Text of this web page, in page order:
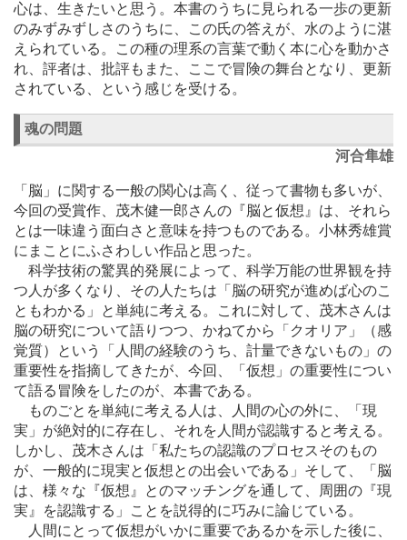
心は、生きたいと思う。本書のうちに見られる一歩の更新
のみずみずしさのうちに、この氏の答えが、水のように湛
えられている。この種の理系の言葉で動く本に心を動かさ
れ、評者は、批評もまた、ここで冒険の舞台となり、更新
されている、という感じを受ける。
魂の問題
河合隼雄
「脳」に関する一般の関心は高く、従って書物も多いが、
今回の受賞作、茂木健一郎さんの『脳と仮想』は、それら
とは一味違う面白さと意味を持つものである。小林秀雄賞
にまことにふさわしい作品と思った。
科学技術の驚異的発展によって、科学万能の世界観を持
つ人が多くなり、その人たちは「脳の研究が進めば心のこ
ともわかる」と単純に考える。これに対して、茂木さんは
脳の研究について語りつつ、かねてから「クオリア」（感
覚質）という「人間の経験のうち、計量できないもの」の
重要性を指摘してきたが、今回、「仮想」の重要性につい
て語る冒険をしたのが、本書である。
ものごとを単純に考える人は、人間の心の外に、「現
実」が絶対的に存在し、それを人間が認識すると考える。
しかし、茂木さんは「私たちの認識のプロセスそのもの
が、一般的に現実と仮想との出会いである」そして、「脳
は、様々な『仮想』とのマッチングを通して、周囲の『現
実』を認識する」ことを説得的に巧みに論じている。
人間にとって仮想がいかに重要であるかを示した後に、